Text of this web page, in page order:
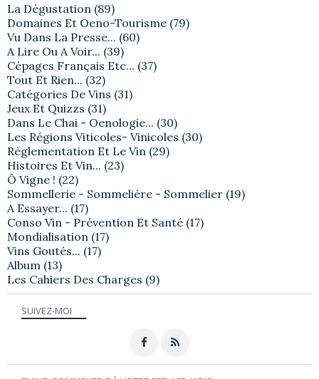
SUIVEZ-MOI
La Dégustation (89)
Domaines Et Oeno-Tourisme (79)
Vu Dans La Presse... (60)
A Lire Ou A Voir... (39)
Cépages Français Etc... (37)
Tout Et Rien... (32)
Catégories De Vins (31)
Jeux Et Quizzs (31)
Dans Le Chai - Oenologie... (30)
Les Régions Viticoles- Vinicoles (30)
Règlementation Et Le Vin (29)
Histoires Et Vin... (23)
Ô Vigne ! (22)
Sommellerie - Sommelière - Sommelier (19)
A Essayer... (17)
Conso Vin - Prévention Et Santé (17)
Mondialisation (17)
Vins Goutés... (17)
Album (13)
Les Cahiers Des Charges (9)